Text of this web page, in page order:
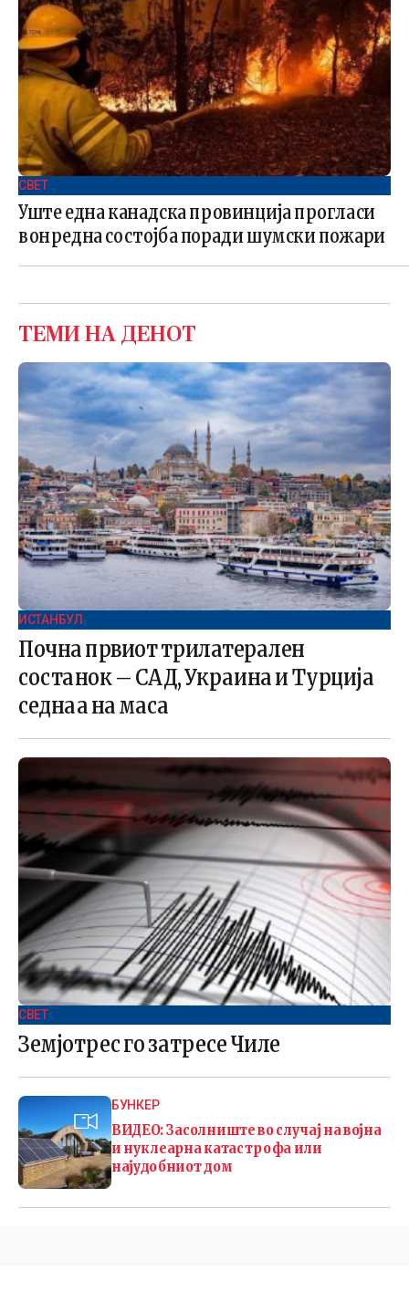
СВЕТ .
Уште една канадска провинција прогласи
вонредна состојба поради шумски пожари
ТЕМИ НА ДЕНОТ
ИСТАНБУЛ
Почна првиот трилатерален
состанок – САД, Украина и Турција
седнаа на маса
СВЕТ .
Земјотрес го затресе Чиле
БУНКЕР
ВИДЕО: Засолниште во случај на војна
и нуклеарна катастрофа или
најудобниот дом